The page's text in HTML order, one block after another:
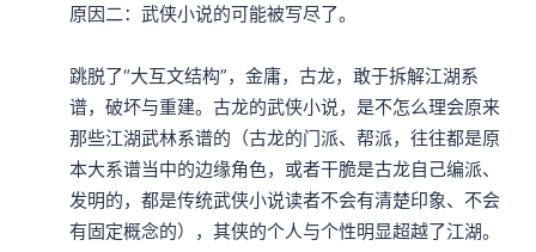
原因二：武侠小说的可能被写尽了。
跳脱了“大互文结构”，金庸，古龙，敢于拆解江湖系
谱，破坏与重建。古龙的武侠小说，是不怎么理会原来
那些江湖武林系谱的（古龙的门派、帮派，往往都是原
本大系谱当中的边缘角色，或者干脆是古龙自己编派、
发明的，都是传统武侠小说读者不会有清楚印象、不会
有固定概念的），其侠的个人与个性明显超越了江湖。